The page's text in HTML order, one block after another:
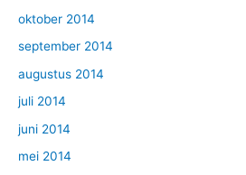
oktober 2014
september 2014
augustus 2014
juli 2014
juni 2014
mei 2014